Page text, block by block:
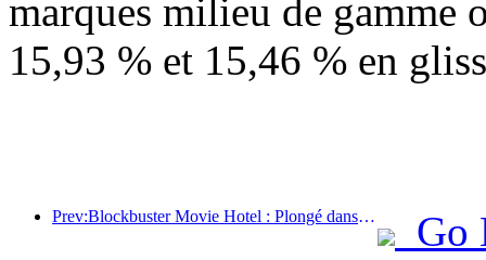
marques milieu de gamme
15,93 % et 15,46 % en
Prev:Blockbuster Movie Hotel : Plongé dans un voyage d'ombre et de lumière, Blockbuster Movie Hotel définit une nouvelle expérience de voyage
Go